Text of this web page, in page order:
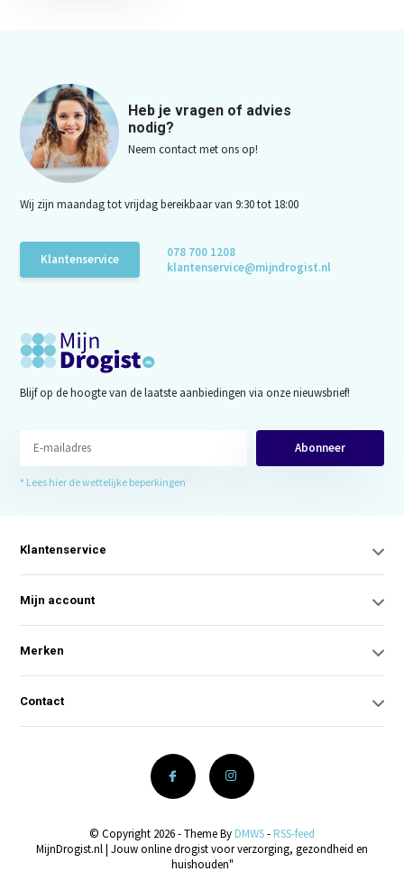
Heb je vragen of advies
nodig?
Neem contact met ons op!
Wij zijn maandag tot vrijdag bereikbaar van 9:30 tot 18:00
Klantenservice
078 700 1208
klantenservice@mijndrogist.nl
Blijf op de hoogte van de laatste aanbiedingen via onze nieuwsbrief!
Abonneer
* Lees hier de wettelijke beperkingen
Klantenservice
Mijn account
Merken
Contact
© Copyright 2026 - Theme By DMWS- RSS-feed
MijnDrogist.nl | Jouw online drogist voor verzorging, gezondheid en
huishouden"